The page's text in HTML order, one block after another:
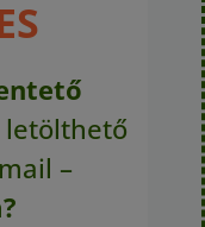
letölthető
–